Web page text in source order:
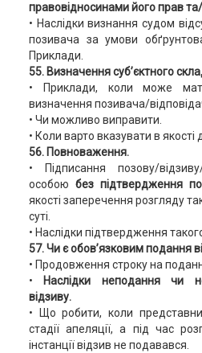
правовідносинами його прав та/
• Наслідки визнання судом
позивача за умови
Приклади.
55. Визначення суб’єктного
• Приклади, коли може
визначення позивача/
• Чи можливо виправити.
• Коли варто вказувати в якості
56. Повноваження.
• Підписання позову/
особоюбез підтвердження
якості заперечення розгляду
суті.
• Наслідки підтвердження
57. Чи є обов’язковим подання
• Продовження строку на
•
Наслідки неподання чи
відзиву.
• Що робити, коли
стадії апеляції, а під час
інстанції відзив не подавався.